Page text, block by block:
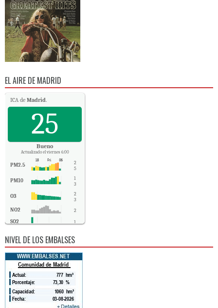
EL AIRE DE MADRID
ICA de Madrid.
25
Bueno
Actualizado el viernes 6:00
PM2.5
2
5
PM10
1
3
O3
2
3
NO2 2
SO2 1
NIVEL DE LOS EMBALSES